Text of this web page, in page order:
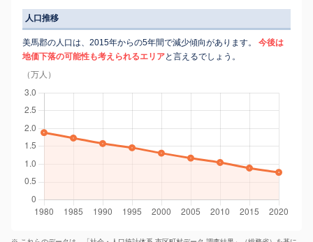
人口推移
美馬郡の人口は、2015年からの5年間で減少傾向があります。
今後は
地価下落の可能性も考えられるエリアと言えるでしょう。
（万人）